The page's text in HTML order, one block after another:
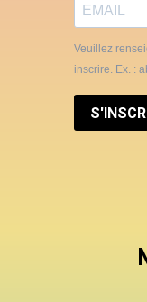
Veuillez
inscrire. Ex. :